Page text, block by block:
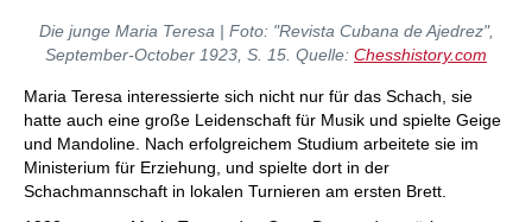
Die junge Maria Teresa | Foto: "Revista Cubana de Ajedrez",
September-October 1923, S. 15. Quelle: Chesshistory.com
Maria Teresa interessierte sich nicht nur für das Schach, sie
hatte auch eine große Leidenschaft für Musik und spielte Geige
und Mandoline. Nach erfolgreichem Studium arbeitete sie im
Ministerium für Erziehung, und spielte dort in der
Schachmannschaft in lokalen Turnieren am ersten Brett.